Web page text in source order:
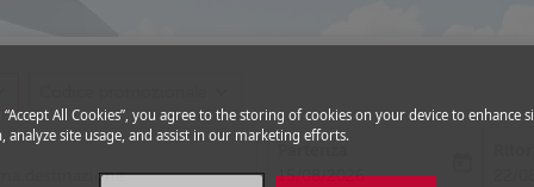
Partenza
fc-booking-departure-date-aria-
15/08/2026
fc-
“Accept All Cookies”, you agree to the storing of cookies on your device to enhance
analyze site usage, and assist in our marketing efforts.